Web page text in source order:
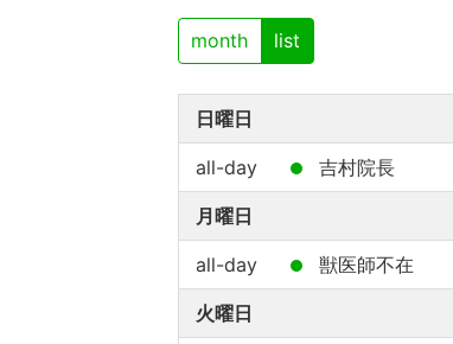
month list
日曜日
all-day 吉村院長
月曜日
all-day 獣医師不在
火曜日